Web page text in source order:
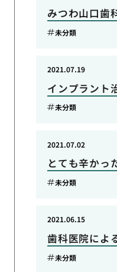
みつわ山口歯
未分類
インプラント
2021.07.19
未分類
とても辛かっ
2021.07.02
未分類
歯科医院によ
2021.06.15
未分類